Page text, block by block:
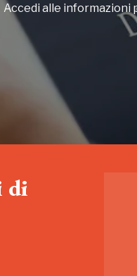
Accedi alle informazioni
di